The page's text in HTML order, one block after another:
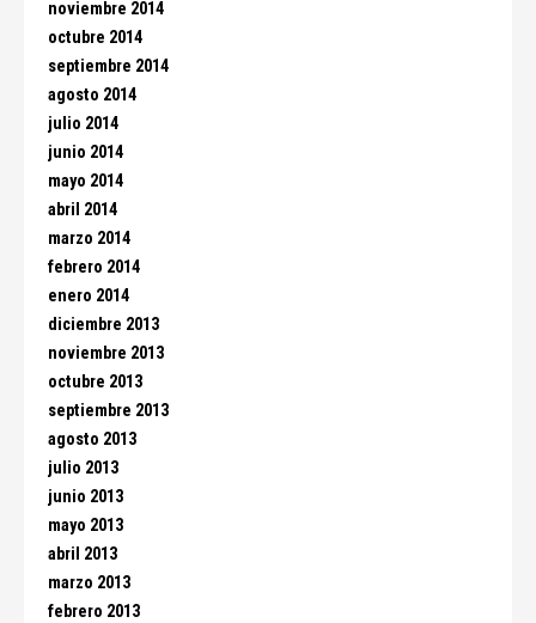
noviembre 2014
octubre 2014
septiembre 2014
agosto 2014
julio 2014
junio 2014
mayo 2014
abril 2014
marzo 2014
febrero 2014
enero 2014
diciembre 2013
noviembre 2013
octubre 2013
septiembre 2013
agosto 2013
julio 2013
junio 2013
mayo 2013
abril 2013
marzo 2013
febrero 2013